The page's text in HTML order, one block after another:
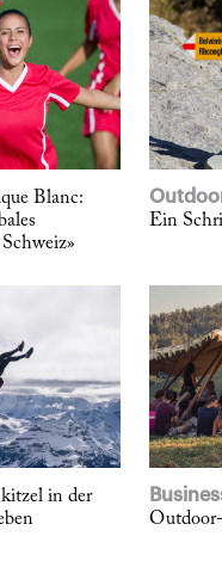
Blanc:
Ein
in der